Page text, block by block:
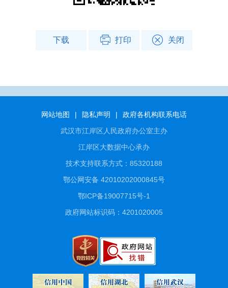
下载 打印 关闭
网站地图 | 隐私声明 |
政府各机构联系电话
武汉市江岸区人民政府办公室主办
江岸区大数据中心承办
技术支持联系方式：85320188
鄂公网安备 42010202000845号
鄂ICP备19007715号-1
政府网站标识码：4201020005